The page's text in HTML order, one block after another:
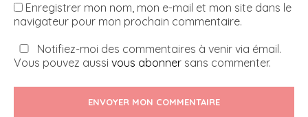
Enregistrer mon nom, mon e-mail et mon site dans le
navigateur pour mon prochain commentaire.
Notifiez-moi des commentaires à venir via émail.
Vous pouvez aussi vous abonner sans commenter.
ENVOYER MON COMMENTAIRE